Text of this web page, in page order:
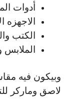
أدوات
الاجهزه
الكتب
وبيكون فيه
لاصق وماركر